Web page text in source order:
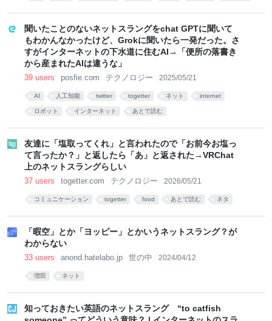
聞いたことのないネットスラングをchat GPTに聞いて
もわかんなかったけど、Grokに聞いたら一発だった。さ
すがインターネットの下水道に住むAI→「便所の落書き
から産まれたAIは違うな」
39 users posfie.com テクノロジー 2025/05/21
AI 人工知能 twitter togetter ネット internet
ロボット インターネット あとで読む
友達に「塩取ってくれ」と言われたので「お前今お塩っ
て言ったか？」と返したら「あ」と返された→VRChat
上のネットスラングらしい
37 users togetter.com テクノロジー 2026/05/21
コミュニケーション togetter food あとで読む ネタ
「暇空」とか「ヨッピー」とかいうネットスラング？が
わからない
33 users anond.hatelabo.jp 世の中 2024/04/12
増田 ネット
知っておきたい英語のネットスラング “to catfish